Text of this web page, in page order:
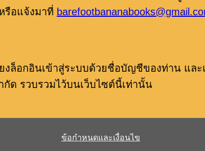
รือแจ้งมาที่
ล็อกอินเข้าสู่ระบบด้วยชื่อบัญชีของท่าน และ
ด รวบรวมไว้บนเว็บไซต์นี้เท่านั้น
ข้อกำหนดและเงื่อนไข